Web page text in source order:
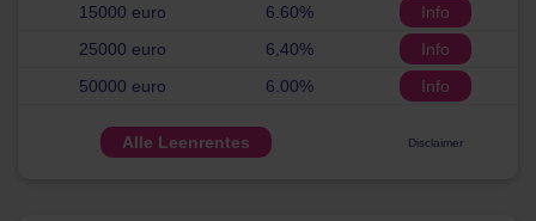
15000 euro
6.60%
Info
25000 euro
6,40%
Info
50000 euro
6.00% Info
Alle Leenrentes Disclaimer